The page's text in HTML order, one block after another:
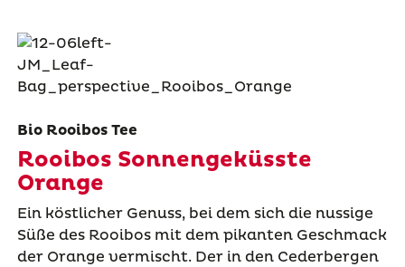
Bio Rooibos Tee
Rooibos Sonnengeküsste
Orange
Ein köstlicher Genuss, bei dem sich die nussige
Süße des Rooibos mit dem pikanten Geschmack
der Orange vermischt. Der in den Cederbergen